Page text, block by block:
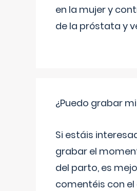
en la mujer y
de la próstata y
¿Puedo grabar
Si estáis
grabar el
del parto, es
comentéis con el